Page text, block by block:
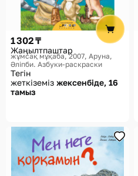
1 302 ₸
Жаңылтпаштар
жұмсақ мұқаба, 2007 Аруна,
Әліпби. Азбуки-раскраски
Тегін
жеткіземіз жексенбіде, 16
тамыз